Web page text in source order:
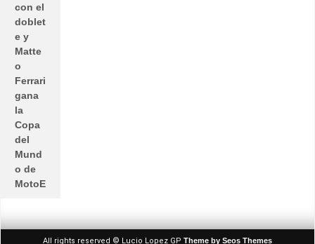
con el
doblet
e y
Matte
o
Ferrari
gana
la
Copa
del
Mund
o de
MotoE
All rights reserved © Lucio Lopez GP Theme by Seos Themes